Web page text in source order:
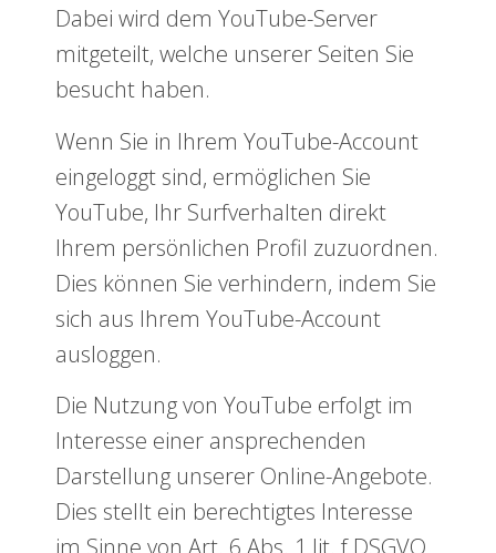
Dabei wird dem YouTube-Server
mitgeteilt, welche unserer Seiten Sie
besucht haben.
Wenn Sie in Ihrem YouTube-Account
eingeloggt sind, ermöglichen Sie
YouTube, Ihr Surfverhalten direkt
Ihrem persönlichen Profil zuzuordnen.
Dies können Sie verhindern, indem Sie
sich aus Ihrem YouTube-Account
ausloggen.
Die Nutzung von YouTube erfolgt im
Interesse einer ansprechenden
Darstellung unserer Online-Angebote.
Dies stellt ein berechtigtes Interesse